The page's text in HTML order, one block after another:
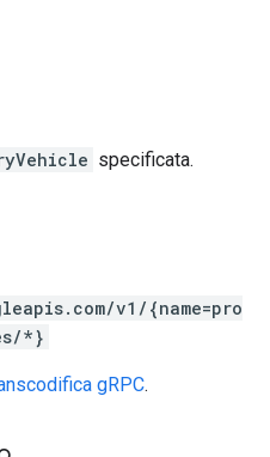
specificata.
v1/{name=pro
*}
gRPC.